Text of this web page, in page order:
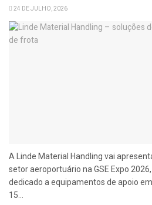
24 DE JULHO, 2026
A Linde Material Handling vai
setor aeroportuário na GSE Expo
dedicado a equipamentos de apoio
15...